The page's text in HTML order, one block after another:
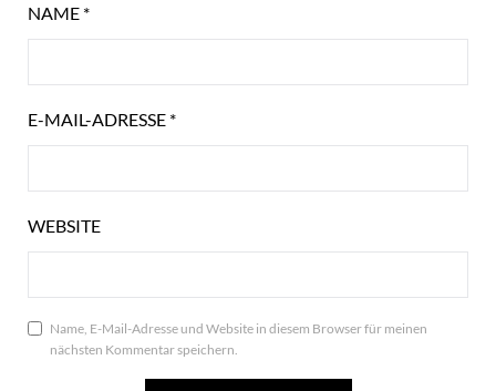
NAME *
E-MAIL-ADRESSE *
WEBSITE
Name, E-Mail-Adresse und Website in diesem Browser für meinen
nächsten Kommentar speichern.